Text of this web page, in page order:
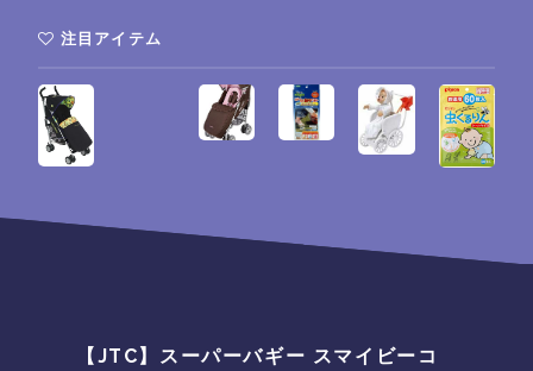
注目アイテム
【JTC】スーパーバギー スマイビーコ